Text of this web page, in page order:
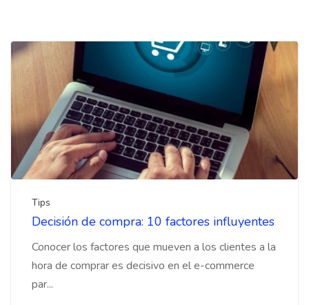
Tips
Decisión de compra: 10 factores influyentes
Conocer los factores que mueven a los clientes a la
hora de comprar es decisivo en el e-commerce
par...